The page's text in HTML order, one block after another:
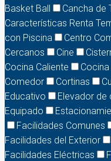
Basket Ball
Cancha de
Características Renta
con Piscina
Centro
Cercanos
Cine
Cocina Caliente
Comedor
Cortinas
Educativo
Elevador de
Equipado
Facilidades Comunes
Facilidades del Exterior
Facilidades Eléctricas